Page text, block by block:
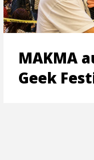
MAKMA
Geek